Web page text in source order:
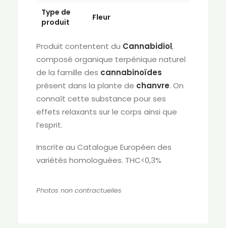
Type de
produit
Fleur
Produit contentent du Cannabidiol,
composé organique terpénique naturel
de la famille des cannabinoïdes
présent dans la plante de chanvre. On
connaît cette substance pour ses
effets relaxants sur le corps ainsi que
l’esprit.
Inscrite au Catalogue Européen des
variétés homologuées. THC<0,3%
Photos non contractuelles